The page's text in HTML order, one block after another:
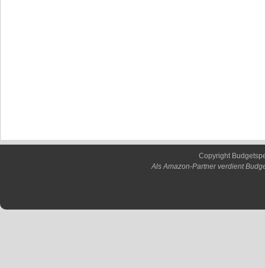
Copyright
Als Amazon-Partner verdient